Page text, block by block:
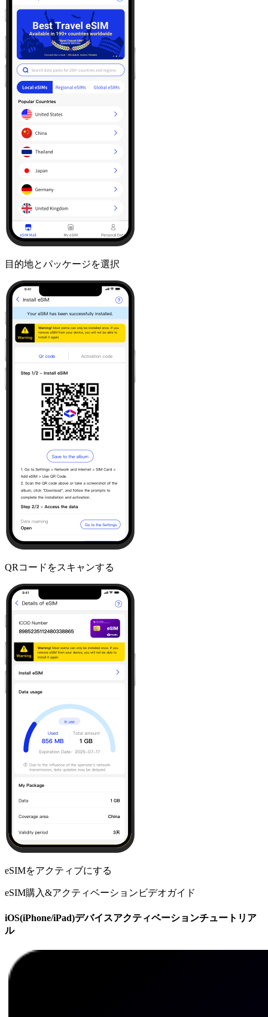
目的地とパッケージを選択
QRコードをスキャンする
eSIMをアクティブにする
eSIM購入&アクティベーションビデオガイド
iOS(iPhone/iPad)デバイスアクティベーションチュートリア
ル